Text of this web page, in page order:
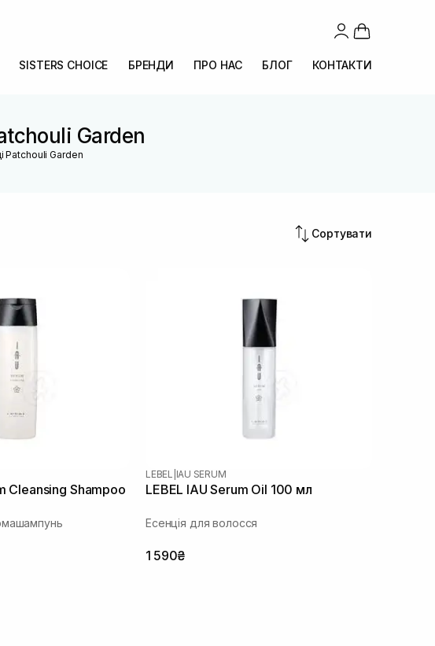
SISTERS CHOICE БРЕНДИ ПРО НАС БЛОГ КОНТАКТИ
Garden
Patchouli Garden
Сортувати
Cleansing Shampoo
LEBEL IAU SERUM
LEBEL IAU Serum Oil 100 мл
Есенція для волосся
1 590₴